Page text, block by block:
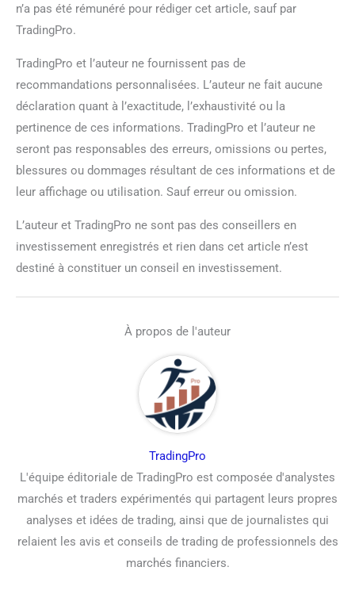
n’a pas été rémunéré pour rédiger cet article, sauf par
TradingPro.
TradingPro et l’auteur ne fournissent pas de
recommandations personnalisées. L’auteur ne fait aucune
déclaration quant à l’exactitude, l’exhaustivité ou la
pertinence de ces informations. TradingPro et l’auteur ne
seront pas responsables des erreurs, omissions ou pertes,
blessures ou dommages résultant de ces informations et de
leur affichage ou utilisation. Sauf erreur ou omission.
L’auteur et TradingPro ne sont pas des conseillers en
investissement enregistrés et rien dans cet article n’est
destiné à constituer un conseil en investissement.
À propos de l'auteur
TradingPro
L'équipe éditoriale de TradingPro est composée d'analystes
marchés et traders expérimentés qui partagent leurs propres
analyses et idées de trading, ainsi que de journalistes qui
relaient les avis et conseils de trading de professionnels des
marchés financiers.